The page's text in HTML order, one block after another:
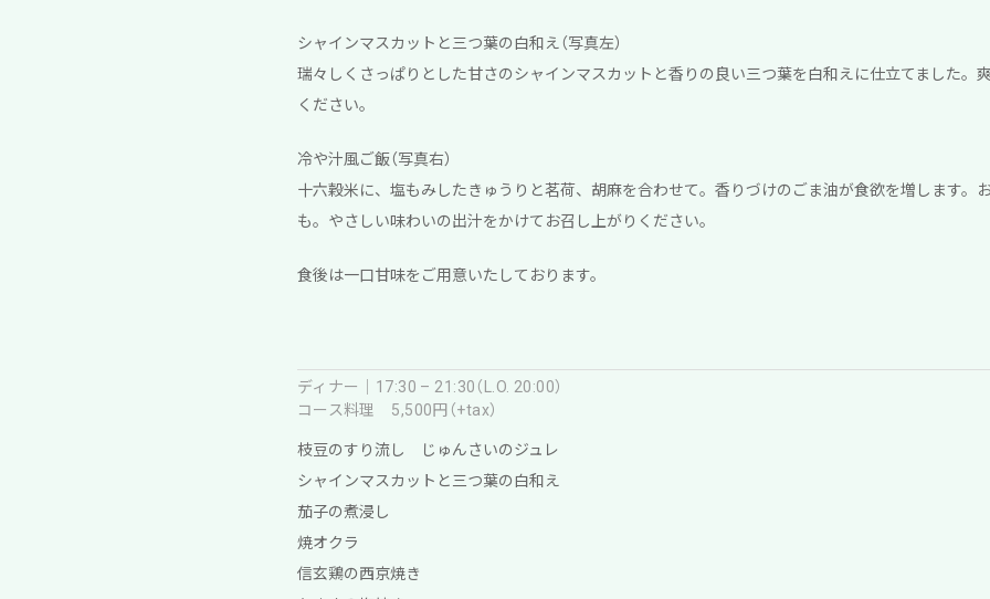
シャインマスカットと三つ葉の白和え（写真左）
瑞々しくさっぱりとした甘さのシャインマスカットと香りの良い三つ葉を白和えに仕立てました。
ください。
冷や汁風ご飯（写真右）
十六穀米に、塩もみしたきゅうりと茗荷、胡麻を合わせて。香りづけのごま油が食欲を増します。
も。やさしい味わいの出汁をかけてお召し上がりください。
食後は一口甘味をご用意いたしております。
ディナー｜17:30 – 21:30（L.O. 20:00）
コース料理 5,500円（+tax）
枝豆のすり流し じゅんさいのジュレ
シャインマスカットと三つ葉の白和え
茄子の煮浸し
焼オクラ
信玄鶏の西京焼き